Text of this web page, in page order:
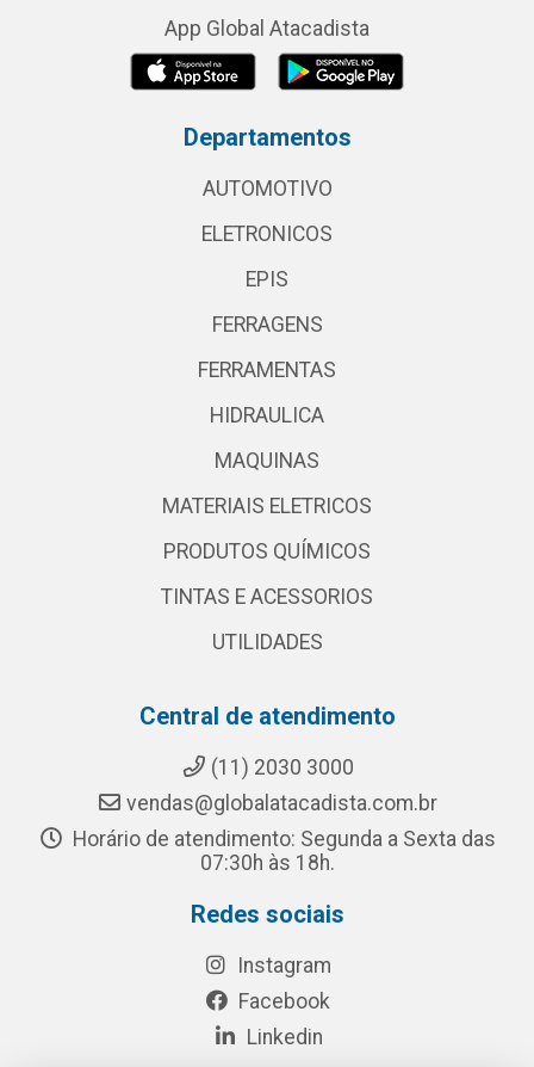
App Global Atacadista
Departamentos
AUTOMOTIVO
ELETRONICOS
EPIS
FERRAGENS
FERRAMENTAS
HIDRAULICA
MAQUINAS
MATERIAIS ELETRICOS
PRODUTOS QUÍMICOS
TINTAS E ACESSORIOS
UTILIDADES
Central de atendimento
(11) 2030 3000
vendas@globalatacadista.com.br
Horário de atendimento: Segunda a Sexta das
07:30h às 18h.
Redes sociais
Instagram
Facebook
Linkedin